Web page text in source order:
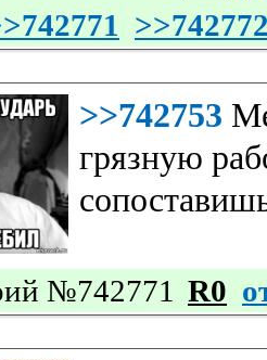
>>742753
грязную
№742771 R0